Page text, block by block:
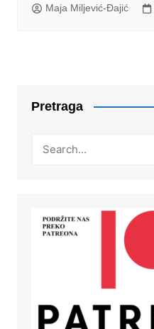
Maja Miljević-Đajić
Pretraga